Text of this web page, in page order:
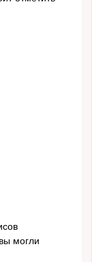
могли